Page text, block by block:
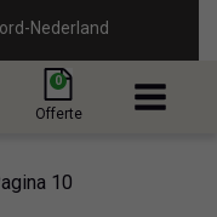
Nederland
0
Offerte
10